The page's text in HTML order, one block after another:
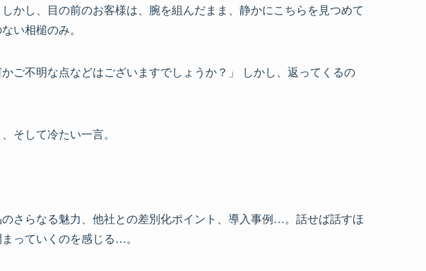
かし、目の前のお客様は、腕を組んだまま、静かにこちらを見つめて
い相槌のみ。
ご不明な点などはございますでしょうか？」 しかし、返ってくるの
そして冷たい一言。
さらなる魅力、他社との差別化ポイント、導入事例…。話せば話すほ
っていくのを感じる…。